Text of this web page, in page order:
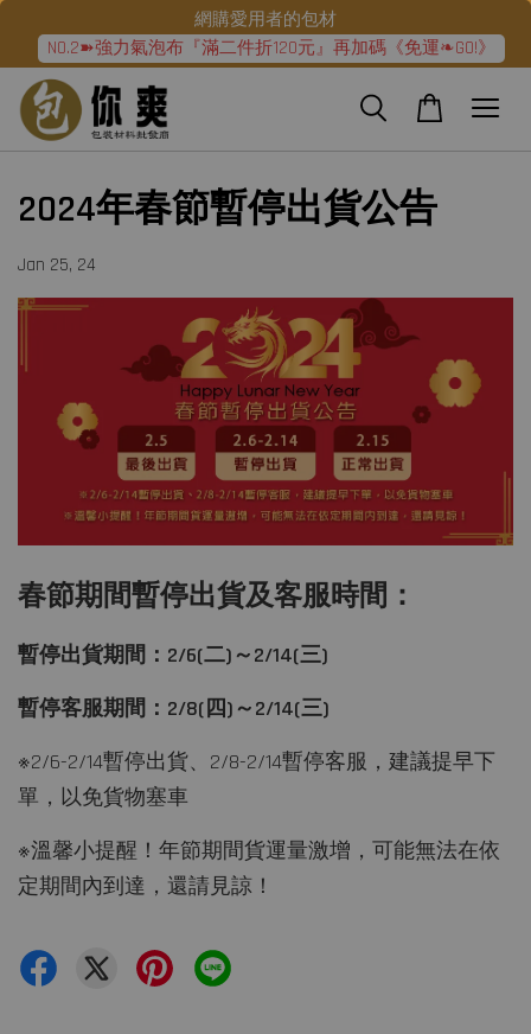
網購愛用者的包材
NO.2➽強力氣泡布『滿二件折120元』再加碼《免運❧GO!》
2024年春節暫停出貨公告
Jan 25, 24
春節期間暫停出貨及客服時間：
暫停出貨期間：2/6(二)～2/14(三)
暫停客服期間：2/8(四)～2/14(三)
※2/6-2/14暫停出貨、2/8-2/14暫停客服，建議提早下
單，以免貨物塞車
※溫馨小提醒！年節期間貨運量激增，可能無法在依
定期間內到達，還請見諒！